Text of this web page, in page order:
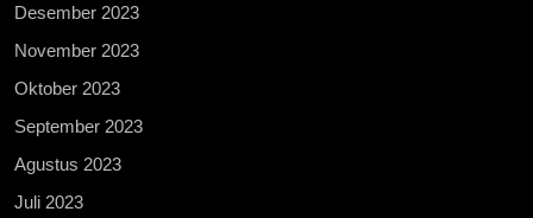
Desember 2023
November 2023
Oktober 2023
September 2023
Agustus 2023
Juli 2023